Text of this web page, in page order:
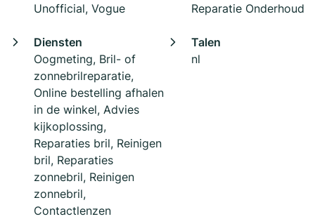
Unofficial, Vogue
Reparatie Onderhoud
Diensten
Oogmeting, Bril- of
zonnebrilreparatie,
Online bestelling afhalen
in de winkel, Advies
kijkoplossing,
Reparaties bril, Reinigen
bril, Reparaties
zonnebril, Reinigen
zonnebril,
Contactlenzen
Talen
nl